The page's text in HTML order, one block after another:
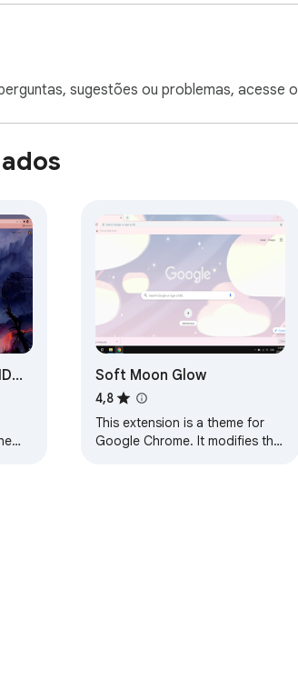
sugestões ou problemas, acesse o
Soft Moon Glow
4,8
This extension is a theme for
Google Chrome. It modifies the